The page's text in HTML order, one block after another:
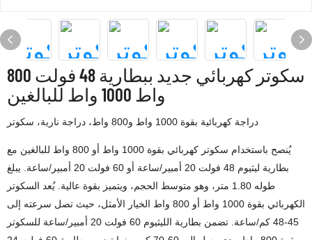
سكوتر كهربائي جديد ببطارية 48 فولت 800
واط 1000 واط للبالغين
دراجة كهربائية بقوة 1000 واط و800 واط، دراجة نارية، سكوتر
يُنصح باستخدام سكوتر كهربائي بقوة 1000 واط أو 800 واط للبالغين مع
بطارية ليثيوم 48 فولت 20 أمبير/ساعة أو 60 فولت 20 أمبير/ساعة. يبلغ
طوله 1.80 متر، وهو متوسط ​​الحجم، ويتميز بقوة عالية. يُعد السكوتر
الكهربائي بقوة 1000 واط أو 800 واط الخيار الأمثل، حيث تصل سرعته إلى
45-48 كم/ساعة. تضمن بطارية الليثيوم 60 فولت 20 أمبير/ساعة للسكوتر